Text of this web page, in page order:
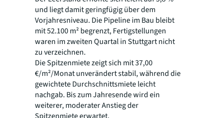
und liegt damit geringfügig über dem
Vorjahresniveau. Die Pipeline im Bau bleibt
mit 52.100 m² begrenzt, Fertigstellungen
waren im zweiten Quartal in Stuttgart nicht
zu verzeichnen.
Die Spitzenmiete zeigt sich mit 37,00
€/m²/Monat unverändert stabil, während die
gewichtete Durchschnittsmiete leicht
nachgab. Bis zum Jahresende wird ein
weiterer, moderater Anstieg der
Spitzenmiete erwartet.